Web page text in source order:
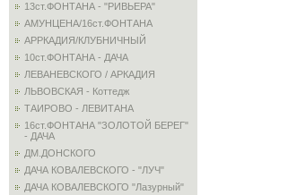
13ст.ФОНТАНА - "РИВЬЕРА"
АМУНЦЕНА/16ст.ФОНТАНА
АРРКАДИЯ/КЛУБНИЧНЫЙ
10ст.ФОНТАНА - ДАЧА
ЛЕВАНЕВСКОГО / АРКАДИЯ
ЛЬВОВСКАЯ - Коттедж
ТАИРОВО - ЛЕВИТАНА
16ст.ФОНТАНА "ЗОЛОТОЙ БЕРЕГ"
- ДАЧА
ДМ.ДОНСКОГО
ДАЧА КОВАЛЕВСКОГО - "ЛУЧ"
ДАЧА КОВАЛЕВСКОГО "Лазурный"